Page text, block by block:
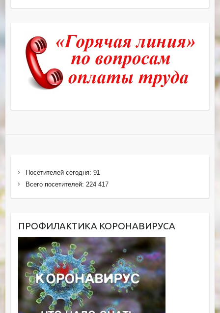
Посетителей сегодня: 91
Всего посетителей: 224 417
ПРОФИЛАКТИКА КОРОНАВИРУСА